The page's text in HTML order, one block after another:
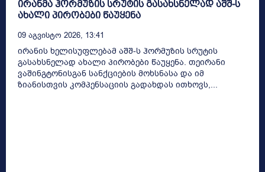
ირანმა ჰორმუზის სრუტის გასახსნელად აშშ-ს
ახალი პირობები წაუყენა
09 Აგვისტო 2026, 13:41
ირანის ხელისუფლებამ აშშ-ს ჰორმუზის სრუტის
გასახსნელად ახალი პირობები წაუყენა. თეირანი
ვაშინგტონისგან სანქციების მოხსნასა და იმ
ზიანისთვის კომპენსაციის გადახდას ითხოვს,...